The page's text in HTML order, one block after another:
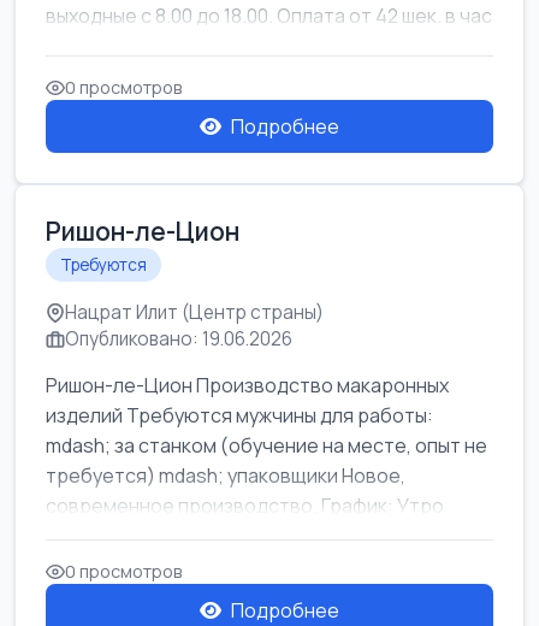
выходные с 8.00 до 18.00. Оплата от 42 шек. в час
0 просмотров
Подробнее
Ришон-ле-Цион
Требуются
Нацрат Илит (Центр страны)
Опубликовано: 19.06.2026
Ришон-ле-Цион Производство макаронных
изделий Требуются мужчины для работы:
mdash; за станком (обучение на месте, опыт не
требуется) mdash; упаковщики Новое,
современное производство. График: Утро
mda...
0 просмотров
Подробнее